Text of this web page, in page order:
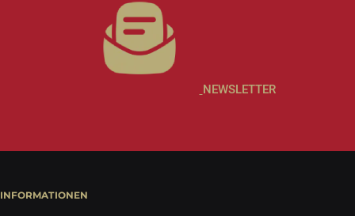
NEWSLETTER
INFORMATIONEN